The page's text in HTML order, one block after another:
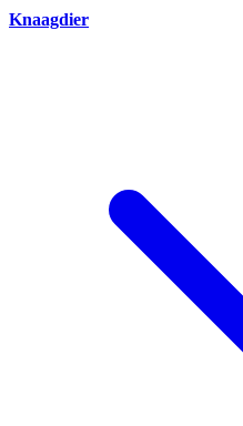
Knaagdier